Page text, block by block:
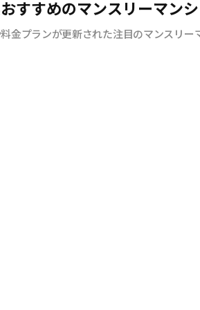
すすめのマンスリーマン
金プランが更新された注目のマンスリー